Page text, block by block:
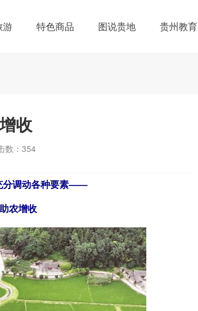
游 特色商品 图说贵地 贵州教育
收
数： 354
分调动各种要素——
农增收